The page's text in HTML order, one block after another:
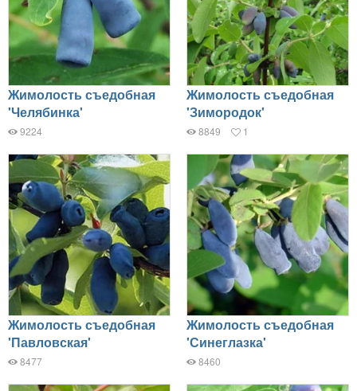
Жимолость съедобная
'Челябинка'
9224
Жимолость съедобная
'Зимородок'
8849 1
Жимолость съедобная
'Павловская'
8477
Жимолость съедобная
'Синеглазка'
8460